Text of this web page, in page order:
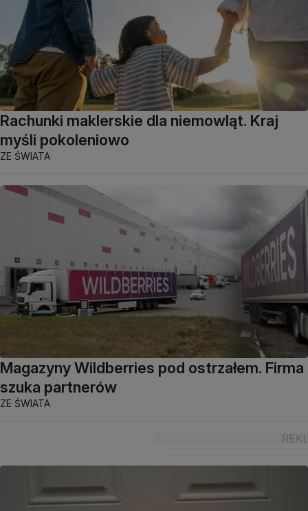
Rachunki maklerskie dla niemowląt. Kraj
myśli pokoleniowo
ZE ŚWIATA
Magazyny Wildberries pod ostrzałem. Firma
szuka partnerów
ZE ŚWIATA